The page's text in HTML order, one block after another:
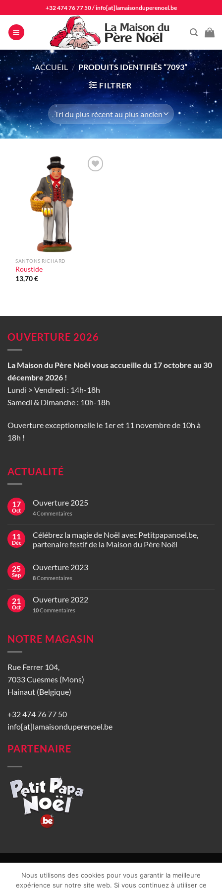
au
contenu
+32 474 76 77 50/info[at]lamaisonduperenoel.be
ACCUEIL / PRODUITS IDENTIFIÉS “7093”
FILTRER
SANTONS RICHARD
Roustide
13,70€
OUVERTURE 2026
La Maison du Père Noël vous accueille du 17 octobre au 30
décembre 2026 !
Lundi > Vendredi : 14h-18h
Samedi & Dimanche : 10h-18h
Ouverture exceptionnelle le 1er et 11 novembre de 10h à
18h !
ACTUALITÉ
17
Oct
Ouverture 2025
4Commentaires
11
Déc
Célébrez la magie de Noël avec Petitpapanoel.be,
partenaire festif de la Maison du Père Noël
25
Sep
Ouverture 2023
8Commentaires
21
Oct
Ouverture 2022
10Commentaires
NOTRE MAGASIN
Rue Ferrer 104,
7033 Cuesmes (Mons)
Hainaut (Belgique)
+32 474 76 77 50
info[at]lamaisonduperenoel.be
PARTENAIRE
CGU| Vie privée| TVA : BE0840965749 | Site web réalisé par
Nous utilisons des cookies pour vous garantir la meilleure
expérience sur notre site web. Si vous continuez à utiliser ce